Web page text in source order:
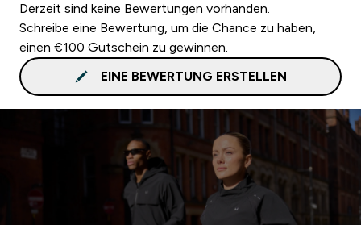
Derzeit sind keine Bewertungen vorhanden.
Schreibe eine Bewertung, um die Chance zu haben,
einen €100 Gutschein zu gewinnen.
EINE BEWERTUNG ERSTELLEN